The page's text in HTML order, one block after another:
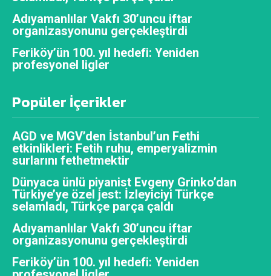
Adıyamanlılar Vakfı 30’uncu iftar
organizasyonunu gerçekleştirdi
Feriköy’ün 100. yıl hedefi: Yeniden
profesyonel ligler
Popüler İçerikler
AGD ve MGV’den İstanbul’un Fethi
etkinlikleri: Fetih ruhu, emperyalizmin
surlarını fethetmektir
Dünyaca ünlü piyanist Evgeny Grinko’dan
Türkiye’ye özel jest: İzleyiciyi Türkçe
selamladı, Türkçe parça çaldı
Adıyamanlılar Vakfı 30’uncu iftar
organizasyonunu gerçekleştirdi
Feriköy’ün 100. yıl hedefi: Yeniden